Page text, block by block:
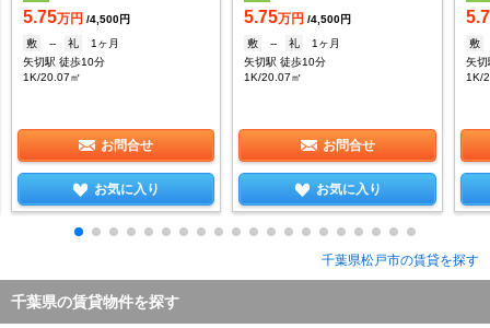
5.75万円 /4,500円
敷
-- 礼
1ヶ月
矢切駅 徒歩10分
1K/20.07㎡
お問合せ
お気に入り
5.75万円 /4,500円
敷
-- 礼
1ヶ月
矢切駅 徒歩10分
1K/20.07㎡
お問合せ
お気に入り
敷
矢
1K/
千葉県松戸市の賃貸を探す
千葉県の賃貸物件を探す